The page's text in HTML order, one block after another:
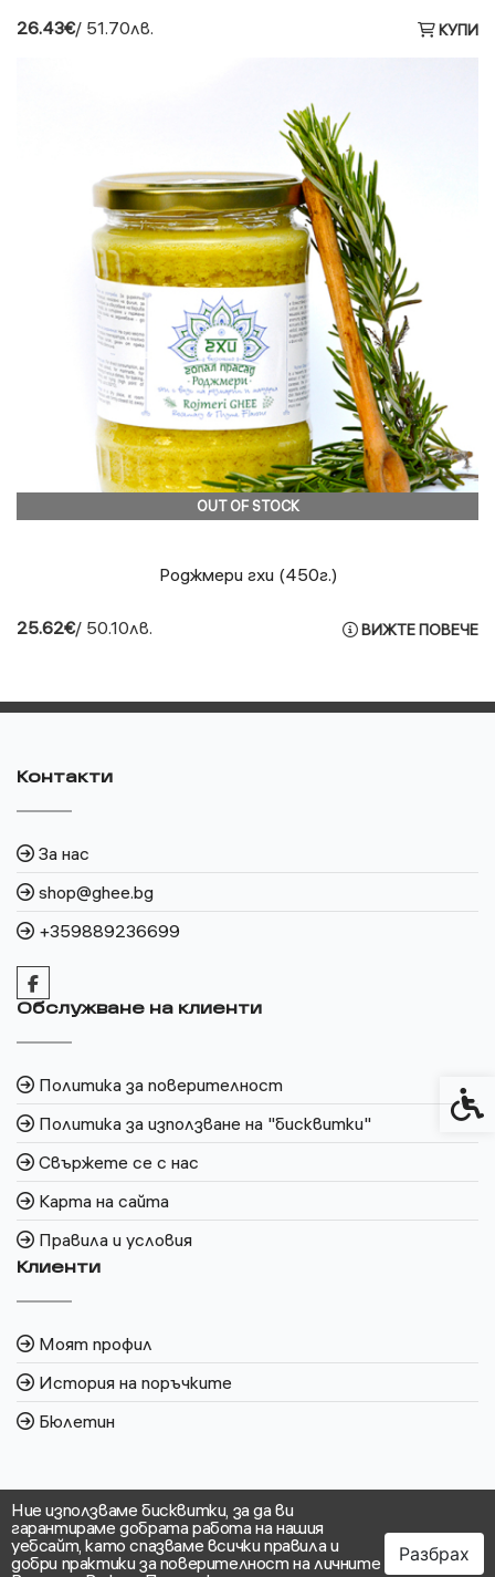
26.43€/ 51.70лв. КУПИ
OUT OF STOCK
Роджмери гхи (450г.)
25.62€/ 50.10лв. ВИЖТЕ ПОВЕЧЕ
Ние използваме бисквитки, за да ви
гарантираме добрата работа на нашия
уебсайт, като спазваме всички правила и
добри практики за поверителност на личните
Разбрах
Контакти
За нас
shop@ghee.bg
+359889236699
Обслужване на клиенти
Политика за поверителност
Политика за използване на "бисквитки"
Свържете се с нас
Карта на сайта
Правила и условия
Клиенти
Моят профил
История на поръчките
Бюлетин